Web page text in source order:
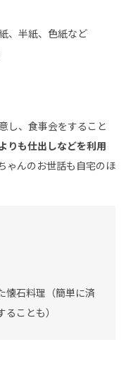
、半紙、色紙など
し、食事会をすること
りも仕出しなどを利用
ゃんのお世話も自宅のほ
懐石料理（簡単に済
ことも）